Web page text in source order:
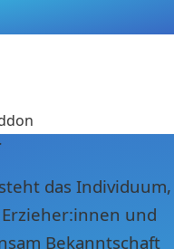
das Individuum,
und
Bekanntschaft